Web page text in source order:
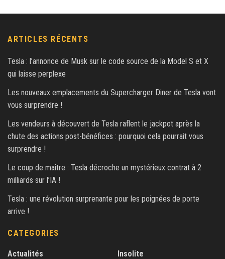
ARTICLES RÉCENTS
Tesla : l’annonce de Musk sur le code source de la Model S et X
qui laisse perplexe
Les nouveaux emplacements du Supercharger Diner de Tesla vont
vous surprendre !
Les vendeurs à découvert de Tesla raflent le jackpot après la
chute des actions post-bénéfices : pourquoi cela pourrait vous
surprendre !
Le coup de maître : Tesla décroche un mystérieux contrat à 2
milliards sur l’IA !
Tesla : une révolution surprenante pour les poignées de porte
arrive !
CATEGORIES
Actualités
Insolite